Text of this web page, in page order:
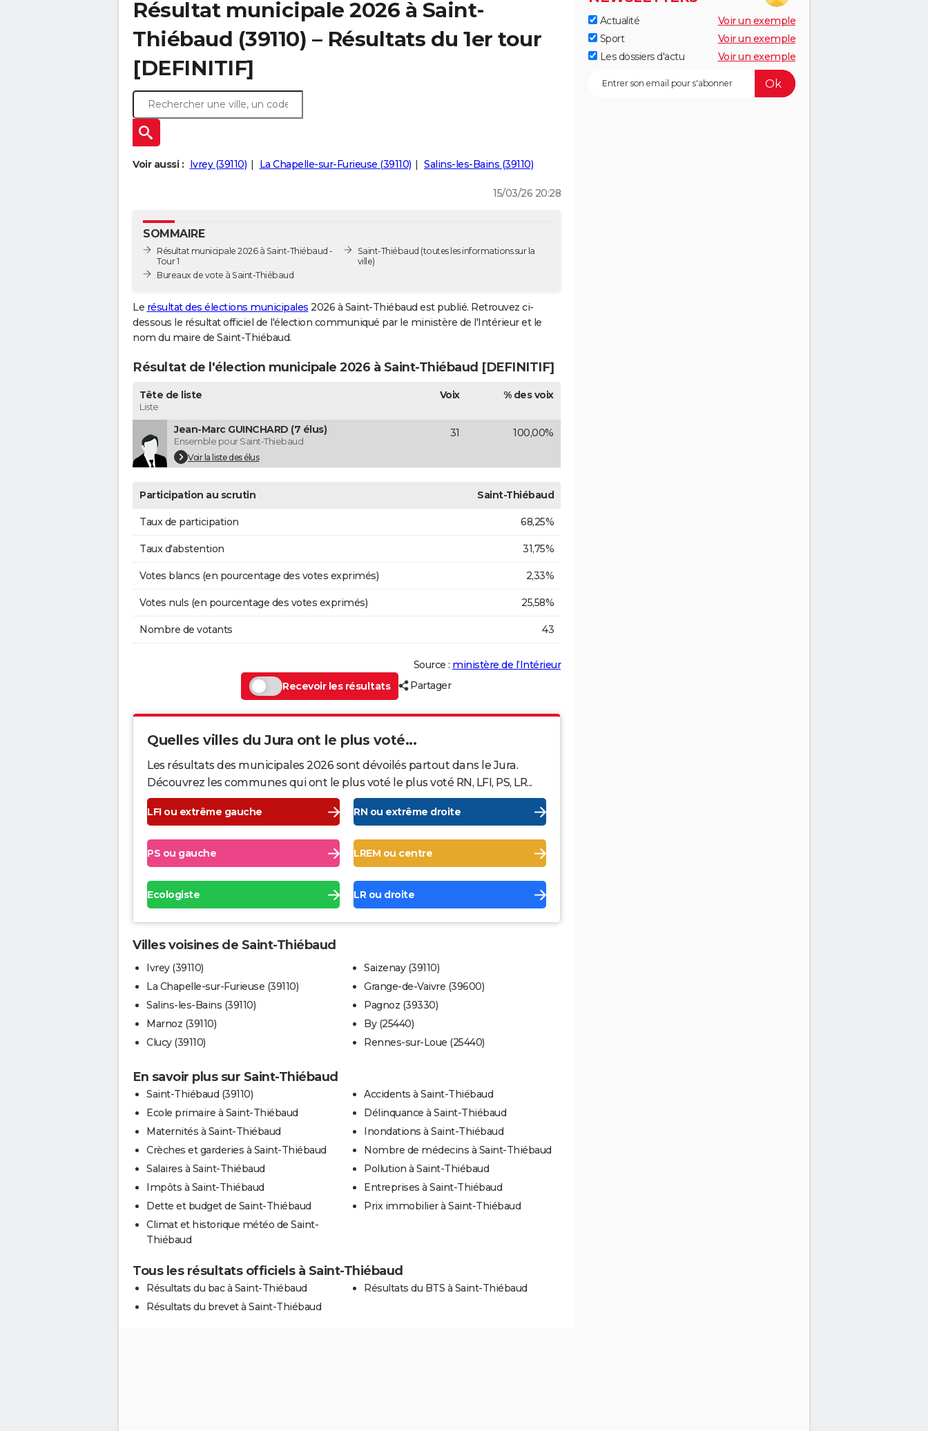
Résultat municipale 2026 à Saint-
Thiébaud (39110) – Résultats du 1er tour
[DEFINITIF]
Voir aussi : Ivrey (39110) La Chapelle-sur-Furieuse (39110) Salins-les-Bains (39110)
15/03/26 20:28
SOMMAIRE
Résultat municipale 2026 à Saint-Thiébaud -
Tour 1
Bureaux de vote à Saint-Thiébaud
Saint-Thiébaud (toutes les informations sur la
ville)
Le résultat des élections municipales 2026 à Saint-Thiébaud est publié. Retrouvez ci-
dessous le résultat officiel de l'élection communiqué par le ministère de l'Intérieur et le
nom du maire de Saint-Thiébaud.
Résultat de l'élection municipale 2026 à Saint-Thiébaud [DEFINITIF]
Tête de liste
Liste
Voix % des voix
Jean-Marc GUINCHARD (7 élus)
Ensemble pour Saint-Thiebaud
Voir la liste des élus
31 100,00%
Participation au scrutin Saint-Thiébaud
Taux de participation 68,25%
Taux d'abstention 31,75%
Votes blancs (en pourcentage des votes exprimés) 2,33%
Votes nuls (en pourcentage des votes exprimés) 25,58%
Nombre de votants 43
Source : ministère de l’Intérieur
Recevoir les résultats
Partager
Quelles villes du Jura ont le plus voté...
Les résultats des municipales 2026 sont dévoilés partout dans le Jura.
Découvrez les communes qui ont le plus voté le plus voté RN, LFI, PS, LR...
LFI ou extrême gauche RN ou extrême droite
PS ou gauche LREM ou centre
Ecologiste LR ou droite
Villes voisines de Saint-Thiébaud
Ivrey (39110)
La Chapelle-sur-Furieuse (39110)
Salins-les-Bains (39110)
Marnoz (39110)
Clucy (39110)
Saizenay (39110)
Grange-de-Vaivre (39600)
Pagnoz (39330)
By (25440)
Rennes-sur-Loue (25440)
En savoir plus sur Saint-Thiébaud
Saint-Thiébaud (39110)
Ecole primaire à Saint-Thiébaud
Maternités à Saint-Thiébaud
Crèches et garderies à Saint-Thiébaud
Salaires à Saint-Thiébaud
Impôts à Saint-Thiébaud
Dette et budget de Saint-Thiébaud
Climat et historique météo de Saint-
Thiébaud
Accidents à Saint-Thiébaud
Délinquance à Saint-Thiébaud
Inondations à Saint-Thiébaud
Nombre de médecins à Saint-Thiébaud
Pollution à Saint-Thiébaud
Entreprises à Saint-Thiébaud
Prix immobilier à Saint-Thiébaud
Tous les résultats officiels à Saint-Thiébaud
Résultats du bac à Saint-Thiébaud
Résultats du brevet à Saint-Thiébaud
Résultats du BTS à Saint-Thiébaud
Actualité
Voir un exemple
Sport
Voir un exemple
Les dossiers d'actu
Voir un exemple